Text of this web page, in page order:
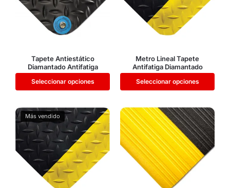
Tapete Antiestático
Diamantado Antifatiga
Seleccionar opciones
Metro Lineal Tapete
Antifatiga Diamantado
Seleccionar opciones
Más vendido